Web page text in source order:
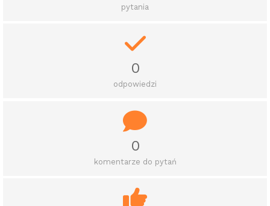
pytania
0
odpowiedzi
0
komentarze do pytań